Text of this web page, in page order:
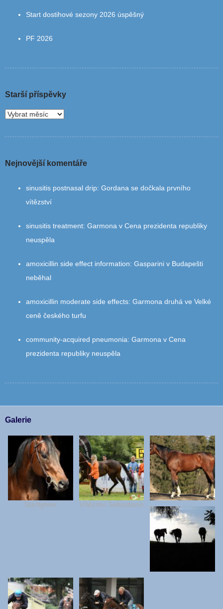
Start dostihové sezony 2026 úspěšný
PF 2026
Starší příspěvky
Nejnovější komentáře
sinusitis postnasal drip: Gordana se dočkala prvního
vítězství
sinusitis treatment: Garmona v Cena prezidenta republiky
neuspěla
amoxicillin side effect information: Gasparini v Budapešti
neběhal
amoxicillin moderate side effects: Garmona druhá ve Velké
ceně českého turfu
community‑acquired pneumonia: Garmona v Cena
prezidenta republiky neuspěla
Galerie
Starfighter Vítězství Sebastiano